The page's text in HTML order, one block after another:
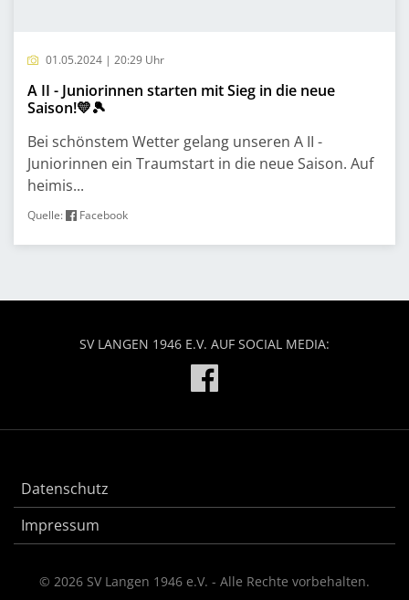
01.05.2024 | 20:29 Uhr
A II - Juniorinnen starten mit Sieg in die neue
Saison!💛🎾
Bei schönstem Wetter gelang unseren A II -
Juniorinnen ein Traumstart in die neue Saison. Auf
heimis...
Quelle: Facebook
SV LANGEN 1946 E.V. AUF SOCIAL MEDIA:
Datenschutz
Impressum
© 2026 SV Langen 1946 e.V. - Alle Rechte vorbehalten.